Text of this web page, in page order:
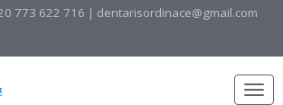
773 622 716 | dentarisordinace@gmail.com